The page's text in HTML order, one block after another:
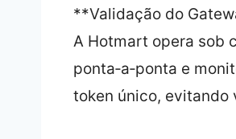
**Validação do
A Hotmart opera sob
ponta‑a‑ponta e
token único, evitando